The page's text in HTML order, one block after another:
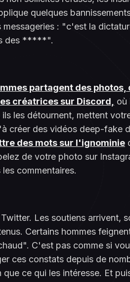
quelques
: "c'est la
des *****".
partagent des photos,
créatrices sur Discord, où
les détournent, mettent
créer des vidéos deep-fake
des mots sur l'ignominie
de votre photo sur
commentaires.
Les soutiens arrivent,
Certains hommes
C'est pas comme si
ces constats depuis de
ce qui les intéresse. Et